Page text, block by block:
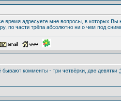
время адресуете мне вопросы, в которых
по части трёпа абсолютно ни о чем под
бывают комменты - три четвёрки, две девятки